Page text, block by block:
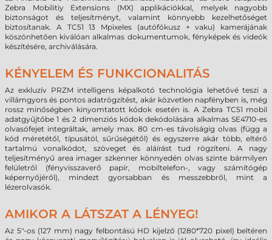
Zebra Mobilitiy Extensions (MX) applikációkkal, melyek nagyobb
biztonságot és teljesítményt, valamint könnyebb kezelhetőséget
biztosítanak. A TC51 13 Mpixeles (autófókusz + vaku) kamerájának
köszönhetően kiválóan alkalmas dokumentumok, fényképek és videók
készítésére, archiválására.
KÉNYELEM ÉS FUNKCIONALITÁS
Az exkluzív PRZM intelligens képalkotó technológia lehetővé teszi a
villámgyors és pontos adatrögzítést, akár közvetlen napfényben is, még
rossz minőségben kinyomtatott kódok esetén is. A Zebra TC51 mobil
adatgyűjtőbe 1 és 2 dimenziós kódok dekódolására alkalmas SE4710-es
olvasófejet integráltak, amely max. 80 cm-es távolságig olvas (függ a
kód méretétől, típusától, sűrűségétől) és egyszerre akár több, eltérő
tartalmú vonalkódot, szöveget és aláírást tud rögzíteni. A nagy
teljesítményű area imager szkenner könnyedén olvas szinte bármilyen
felületről (fényvisszaverő papír, mobiltelefon-, vagy számítógép
képernyőjéről), mindezt gyorsabban és messzebbről, mint a
lézerolvasók.
AMIKOR A LÁTSZAT A LÉNYEG!
Az 5"-os (127 mm) nagy felbontású HD kijelző (1280*720 pixel) beltéren